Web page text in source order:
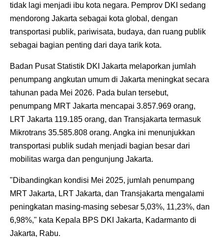
tidak lagi menjadi ibu kota negara. Pemprov DKI sedang
mendorong Jakarta sebagai kota global, dengan
transportasi publik, pariwisata, budaya, dan ruang publik
sebagai bagian penting dari daya tarik kota.
Badan Pusat Statistik DKI Jakarta melaporkan jumlah
penumpang angkutan umum di Jakarta meningkat secara
tahunan pada Mei 2026. Pada bulan tersebut,
penumpang MRT Jakarta mencapai 3.857.969 orang,
LRT Jakarta 119.185 orang, dan Transjakarta termasuk
Mikrotrans 35.585.808 orang. Angka ini menunjukkan
transportasi publik sudah menjadi bagian besar dari
mobilitas warga dan pengunjung Jakarta.
"Dibandingkan kondisi Mei 2025, jumlah penumpang
MRT Jakarta, LRT Jakarta, dan Transjakarta mengalami
peningkatan masing-masing sebesar 5,03%, 11,23%, dan
6,98%," kata Kepala BPS DKI Jakarta, Kadarmanto di
Jakarta, Rabu.